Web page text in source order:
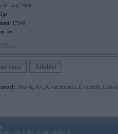
01. Aug 2009
17948
ar:
tēma Atbildēt
968-jk AV AiwaShuraLLP, GirtzB Lafter
nav auto klubs un nav saistīts ar